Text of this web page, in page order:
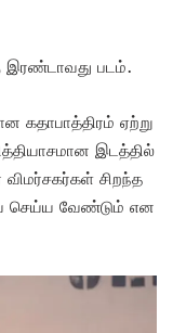
இரண்டாவது படம்.
கதாபாத்திரம் ஏற்று
இடத்தில்
சிறந்த
செய்ய வேண்டும் என